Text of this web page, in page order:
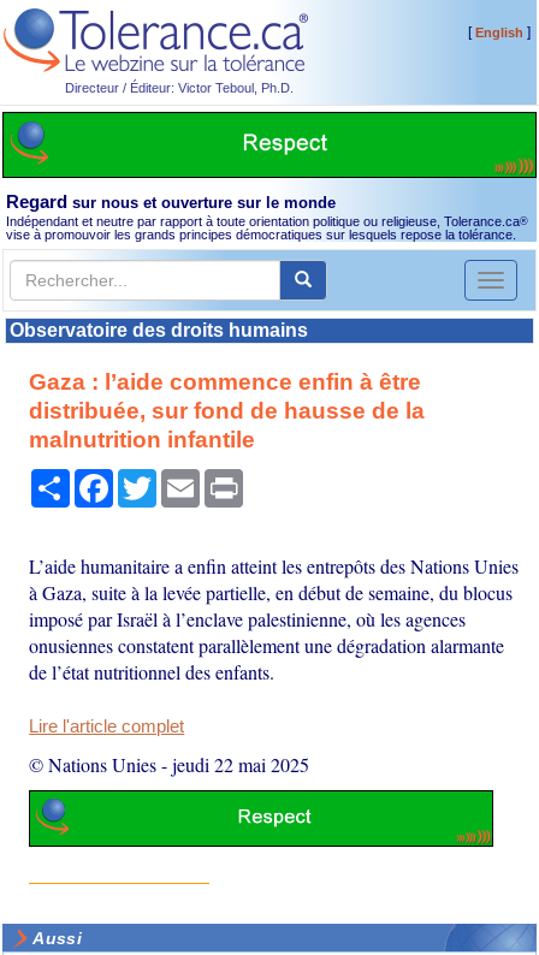
Directeur / Éditeur: Victor Teboul, Ph.D.
[English ]
Regard sur nous et ouverture sur le monde
Indépendant et neutre par rapport à toute orientation politique ou religieuse, Tolerance.ca®
vise à promouvoir les grands principes démocratiques sur lesquels repose la tolérance.
Toggle
Observatoire des droits humains
Gaza : l’aide commence enfin à être
distribuée, sur fond de hausse de la
malnutrition infantile
PartagerFacebook
TwitterEmail
L’aide humanitaire a enfin atteint les entrepôts des Nations Unies
à Gaza, suite à la levée partielle, en début de semaine, du blocus
imposé par Israël à l’enclave palestinienne, où les agences
onusiennes constatent parallèlement une dégradation alarmante
de l’état nutritionnel des enfants.
Lire l'article complet
© Nations Unies-jeudi 22 mai 2025
Aussi